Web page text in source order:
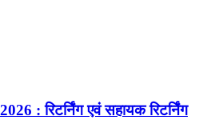
: रिटर्निंग एवं सहायक रिटर्निंग